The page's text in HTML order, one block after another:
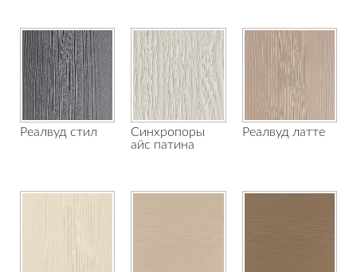
Реалвуд стил
Синхропоры
айс патина
Реалвуд латте